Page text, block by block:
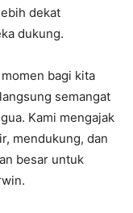
dekat
dukung.
bagi kita
semangat
Kami mengajak
mendukung, dan
besar untuk